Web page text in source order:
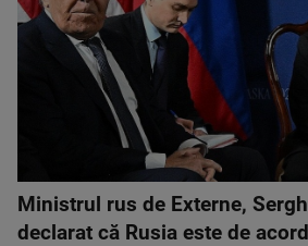
Ministrul rus de Externe,
declarat că Rusia este de